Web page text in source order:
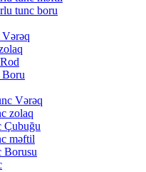
tunc boru
Boru
Vərəq
zolaq
Çubuğu
məftil
Borusu